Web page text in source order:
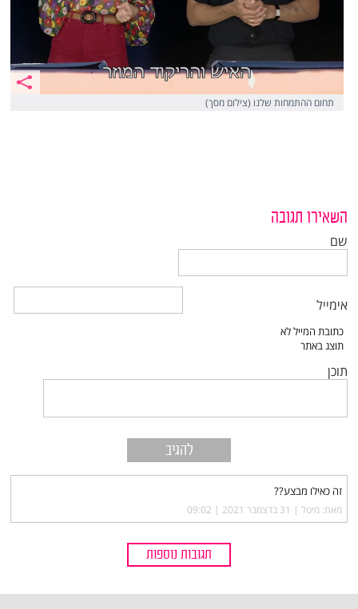
תחום ההתמחות שלנו (צילום מסך)
השאירו תגובה
שם
אימייל
תוכן
זה כאילו מבצע??
מאת: מיטל |‏ 31 בדצמבר 2021 | 09:02
תגובות נוספות